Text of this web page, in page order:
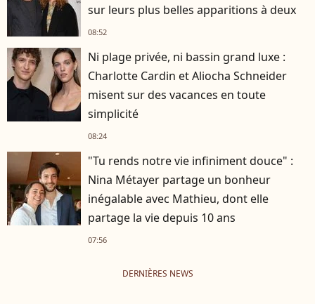
sur leurs plus belles apparitions à deux
08:52
Ni plage privée, ni bassin grand luxe :
Charlotte Cardin et Aliocha Schneider
misent sur des vacances en toute
simplicité
08:24
"Tu rends notre vie infiniment douce" :
Nina Métayer partage un bonheur
inégalable avec Mathieu, dont elle
partage la vie depuis 10 ans
07:56
DERNIÈRES NEWS